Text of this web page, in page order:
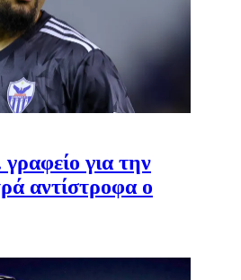
για την
αντίστροφα ο